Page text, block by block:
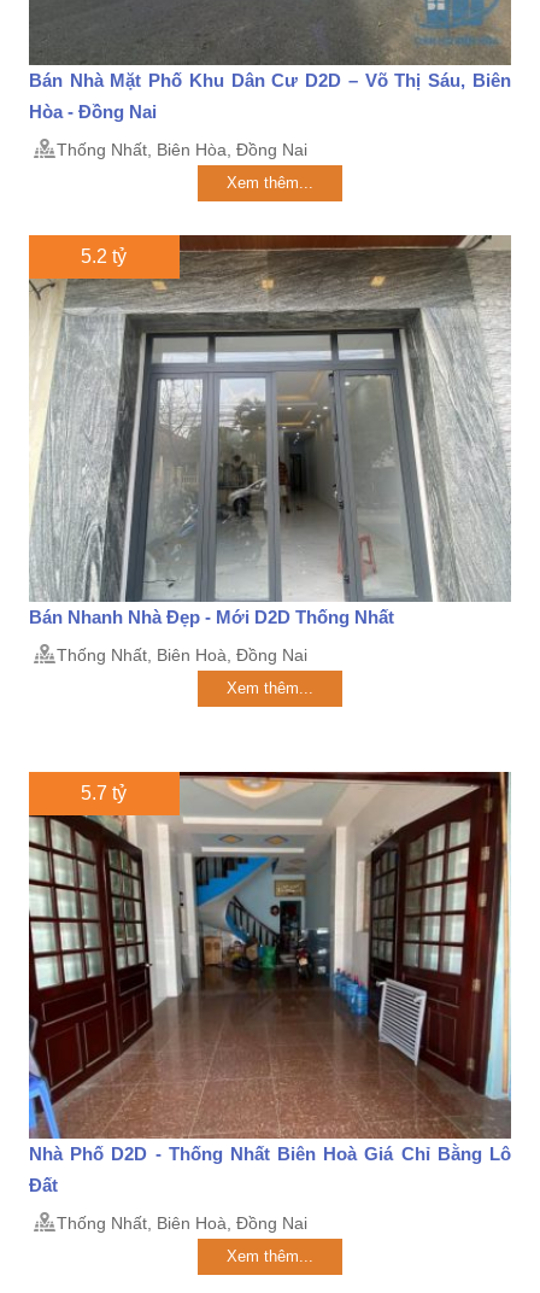
Bán Nhà Mặt Phố Khu Dân Cư D2D – Võ Thị Sáu, Biên
Hòa - Đồng Nai
Thống Nhất, Biên Hòa, Đồng Nai
Xem thêm...
5.2 tỷ
Bán Nhanh Nhà Đẹp - Mới D2D Thống Nhất
Thống Nhất, Biên Hoà, Đồng Nai
Xem thêm...
5.7 tỷ
Nhà Phố D2D - Thống Nhất Biên Hoà Giá Chỉ Bằng Lô
Đất
Thống Nhất, Biên Hoà, Đồng Nai
Xem thêm...